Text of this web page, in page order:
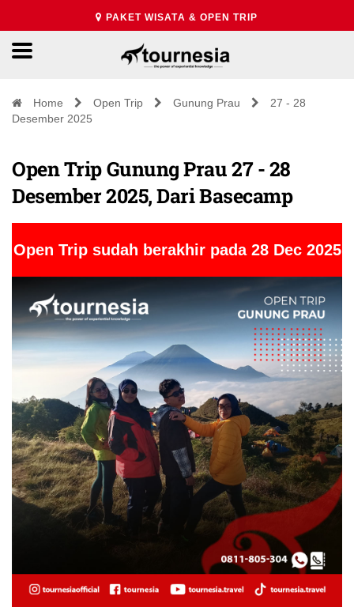
PAKET WISATA & OPEN TRIP
Home Open Trip Gunung Prau
27 - 28
Desember 2025
Open Trip Gunung Prau 27 - 28
Desember 2025, Dari Basecamp
Open Trip sudah berakhir pada 28 Dec 2025